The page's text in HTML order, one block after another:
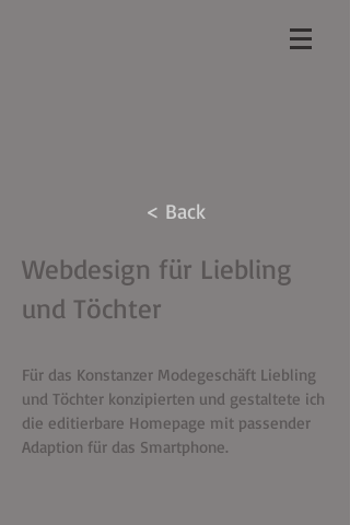
< Back
Webdesign für Liebling
und Töchter
Für das Konstanzer Modegeschäft Liebling
und Töchter konzipierten und gestaltete ich
die editierbare Homepage mit passender
Adaption für das Smartphone.